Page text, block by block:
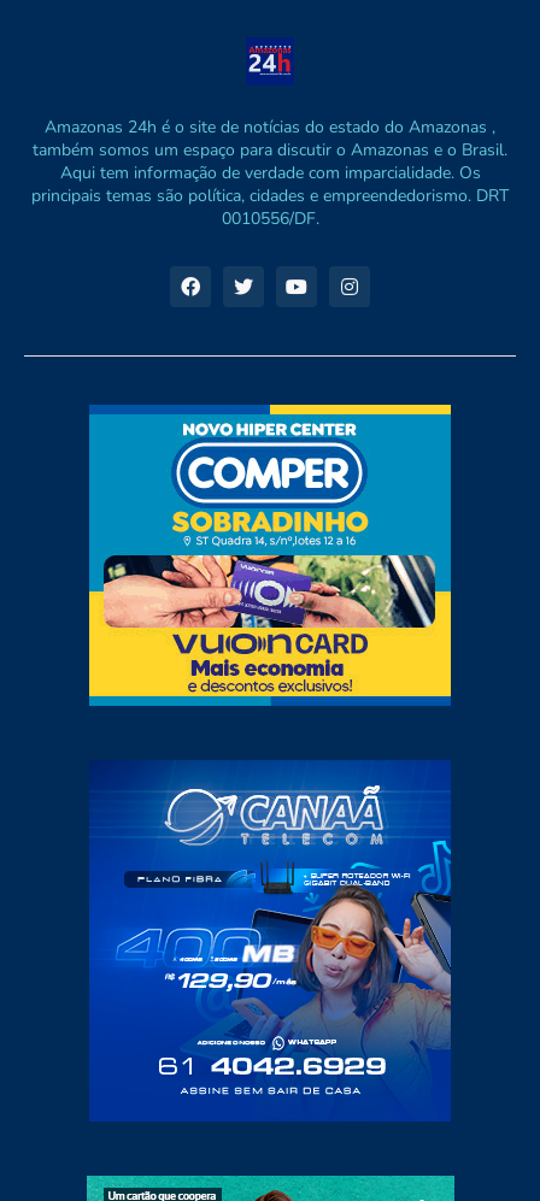
Amazonas 24h é o site de notícias do estado do Amazonas ,
também somos um espaço para discutir o Amazonas e o Brasil.
Aqui tem informação de verdade com imparcialidade. Os
principais temas são política, cidades e empreendedorismo. DRT
0010556/DF.